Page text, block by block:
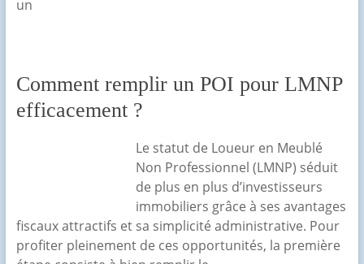
un
Comment remplir un POI pour LMNP
efficacement ?
Le statut de Loueur en Meublé
Non Professionnel (LMNP) séduit
de plus en plus d’investisseurs
immobiliers grâce à ses avantages
fiscaux attractifs et sa simplicité administrative. Pour
profiter pleinement de ces opportunités, la première